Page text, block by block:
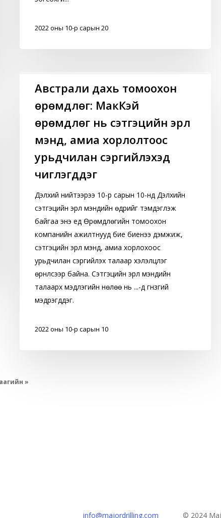
2022 оны 10-р сарын 20
дахь
томоохон
МакКэй
өрөмдлөг
мэнд,
амиа
хорлолтоос
урьдчилан
сэргийлэхэд
чиглэгддэг
Австрали дахь томоохон
өрөмдлөг: МакКэй
өрөмдлөг нь сэтгэцийн эрүүл
мэнд, амиа хорлолтоос
урьдчилан сэргийлэхэд
чиглэгддэг
Дэлхий нийтээрээ 10-р сарын 10-нд Дэлхийн
сэтгэцийн эрүүл мэндийн өдрийг тэмдэглэж
байгаа энэ үед Өрөмдлөгийн томоохон
компанийн ажилтнууд бие биенээ дэмжиж,
сэтгэцийн эрүүл мэнд, амиа хорлохоос
урьдчилан сэргийлэх талаар хэлэлцүүлэг
өрнүүлсээр байна. Сэтгэцийн эрүүл мэндийн
талаарх мэдлэгийн нөлөө нь ...-д гүнзгий
мэдрэгддэг.
2022 оны 10-р сарын 10
»
info@majordrilling.com © 2024